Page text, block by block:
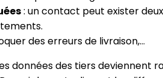
: un contact peut exister
des erreurs de livraison,…
données des tiers deviennent